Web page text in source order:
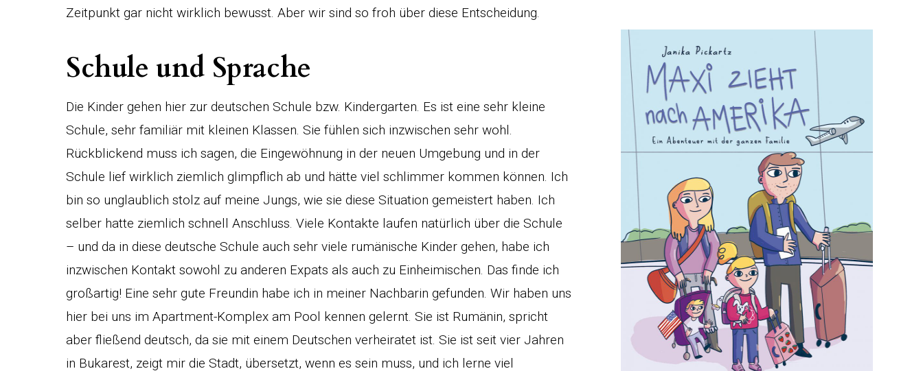
Zeitpunkt gar nicht wirklich bewusst. Aber wir sind so froh über diese Entscheidung.
Schule und Sprache
Die Kinder gehen hier zur deutschen Schule bzw. Kindergarten. Es ist eine sehr kleine
Schule, sehr familiär mit kleinen Klassen. Sie fühlen sich inzwischen sehr wohl.
Rückblickend muss ich sagen, die Eingewöhnung in der neuen Umgebung und in der
Schule lief wirklich ziemlich glimpflich ab und hätte viel schlimmer kommen können. Ich
bin so unglaublich stolz auf meine Jungs, wie sie diese Situation gemeistert haben. Ich
selber hatte ziemlich schnell Anschluss. Viele Kontakte laufen natürlich über die Schule
– und da in diese deutsche Schule auch sehr viele rumänische Kinder gehen, habe ich
inzwischen Kontakt sowohl zu anderen Expats als auch zu Einheimischen. Das finde ich
großartig! Eine sehr gute Freundin habe ich in meiner Nachbarin gefunden. Wir haben uns
hier bei uns im Apartment-Komplex am Pool kennen gelernt. Sie ist Rumänin, spricht
aber fließend deutsch, da sie mit einem Deutschen verheiratet ist. Sie ist seit vier Jahren
in Bukarest, zeigt mir die Stadt, übersetzt, wenn es sein muss, und ich lerne viel